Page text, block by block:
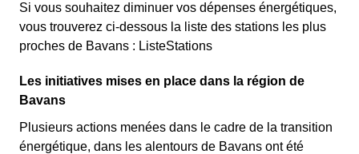
Si vous souhaitez diminuer vos dépenses énergétiques,
vous trouverez ci-dessous la liste des stations les plus
proches de Bavans : ListeStations
Les initiatives mises en place dans la région de
Bavans
Plusieurs actions menées dans le cadre de la transition
énergétique, dans les alentours de Bavans ont été